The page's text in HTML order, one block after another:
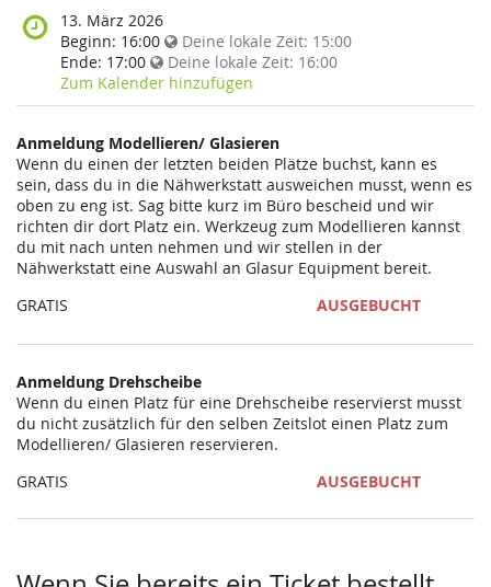
statt?
Wann
findet
diese
Veranstaltung
statt?
13. März 2026
Beginn: 16:00 Deine lokale Zeit: 15:00
Ende: 17:00 Deine lokale Zeit: 16:00
Zum Kalender hinzufügen
Anmeldung Modellieren/ Glasieren
Wenn du einen der letzten beiden Plätze buchst, kann es
sein, dass du in die Nähwerkstatt ausweichen musst, wenn es
oben zu eng ist. Sag bitte kurz im Büro bescheid und wir
richten dir dort Platz ein. Werkzeug zum Modellieren kannst
du mit nach unten nehmen und wir stellen in der
Nähwerkstatt eine Auswahl an Glasur Equipment bereit.
GRATIS
AUSGEBUCHT
Anmeldung Drehscheibe
Wenn du einen Platz für eine Drehscheibe reservierst musst
du nicht zusätzlich für den selben Zeitslot einen Platz zum
Modellieren/ Glasieren reservieren.
GRATIS
AUSGEBUCHT